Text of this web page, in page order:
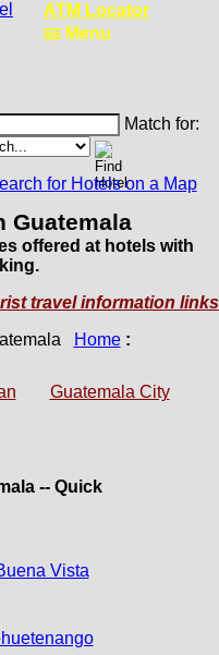
RailRoadFocus
Match for:
for Hotels on a Map
Guatemala
offered at hotels with
travel information links
Home :
Guatemala City
-- Quick
Vista
Menu